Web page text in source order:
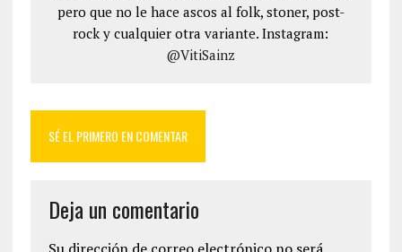
pero que no le hace ascos al folk, stoner, post-
rock y cualquier otra variante. Instagram:
@VitiSainz
SÉ EL PRIMERO EN COMENTAR
Deja un comentario